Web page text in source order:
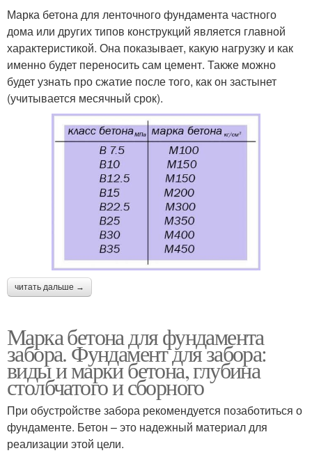
Марка бетона для ленточного фундамента частного
дома или других типов конструкций является главной
характеристикой. Она показывает, какую нагрузку и как
именно будет переносить сам цемент. Также можно
будет узнать про сжатие после того, как он застынет
(учитывается месячный срок).
читать дальше →
Марка бетона для фундамента
забора. Фундамент для забора:
виды и марки бетона, глубина
столбчатого и сборного
При обустройстве забора рекомендуется позаботиться о
фундаменте. Бетон – это надежный материал для
реализации этой цели.